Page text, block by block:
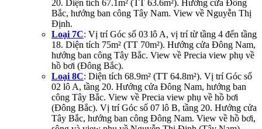
20. Diện tích 67.1m² (TT 63.6m²). Hướng cửa Đông
Bắc, hướng ban công Tây Nam. View về Nguyễn Thị
Định.
Loại 7C: Vị trí Góc số 03 lô A, vị trí từ tầng 4 đến tầng
18. Diện tích 75m² (TT 70m²). Hướng cửa Đông Nam,
hướng ban công Tây Bắc. View về Precia view phụ về
hồ bơi (Đông Bắc).
Loại 8C: Diện tích 68.9m² (TT 64.8m²). Vị trí Góc số
02 lô A, tầng 20. Hướng cửa Đông Nam, hướng ban
công Tây Bắc. View về Precia view phụ về hồ bơi
(Đông Bắc). Vị trí Góc số 07 lô B, tầng 20. Hướng cửa
Tây Bắc, hướng ban công Đông Nam. View về hồ bơi,